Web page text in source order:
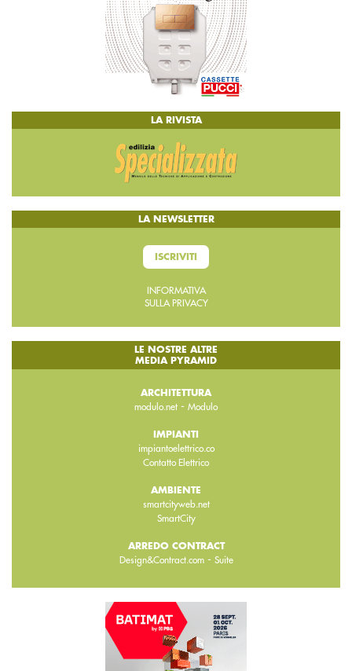
LA RIVISTA
LA NEWSLETTER
ISCRIVITI
INFORMATIVA
SULLA PRIVACY
LE NOSTRE ALTRE
MEDIA PYRAMID
ARCHITETTURA
modulo.net - Modulo
IMPIANTI
impiantoelettrico.co
Contatto Elettrico
AMBIENTE
smartcityweb.net
SmartCity
ARREDO CONTRACT
Design&Contract.com- Suite